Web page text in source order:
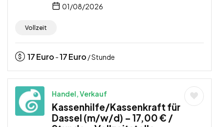
01/08/2026
Vollzeit
17Euro -17Euro / Stunde
Handel, Verkauf
Kassenhilfe/Kassenkraft für
Dassel (m/w/d) – 17,00 € /